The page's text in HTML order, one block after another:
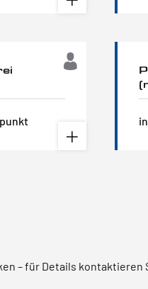
– für Details